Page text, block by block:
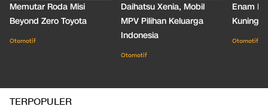
Memutar Roda Misi
Beyond Zero Toyota
Otomotif
Daihatsu Xenia, Mobil
MPV Pilihan Keluarga
Indonesia
Otomotif
Enam
Kuning
Otomotif
TERPOPULER